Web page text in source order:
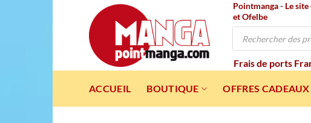
Pointmanga - Le
et Ofelbe
Recherche
Frais de ports
ACCUEIL BOUTIQUE OFFRES CADEAUX